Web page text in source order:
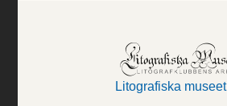
Litografiska museet